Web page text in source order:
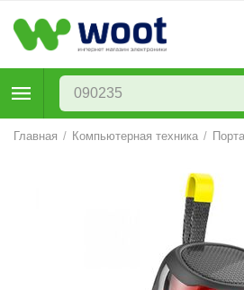
Главная / Компьютерная техника /